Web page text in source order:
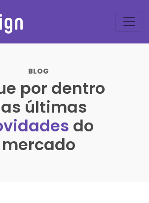
BLOG
por dentro
últimas
do
mercado